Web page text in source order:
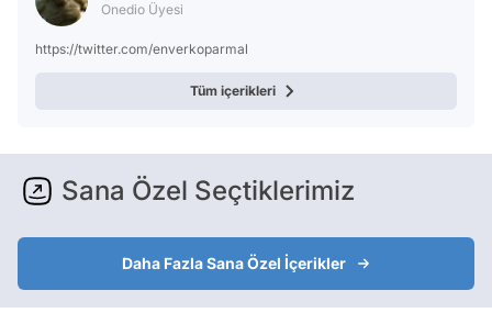
Onedio Üyesi
https://twitter.com/enverkoparmal
Tüm içerikleri
Sana Özel Seçtiklerimiz
Daha Fazla Sana Özel İçerikler